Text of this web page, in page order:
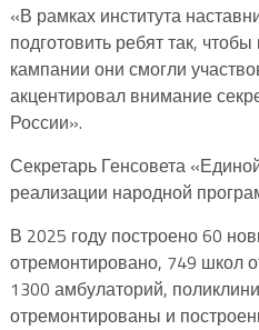
«В рамках института
подготовить ребят так,
кампании они смогли
акцентировал внимание
России».
Секретарь Генсовета
реализации народной
В 2025 году построено 60
отремонтировано, 749 школ
1300 амбулаторий,
отремонтированы и